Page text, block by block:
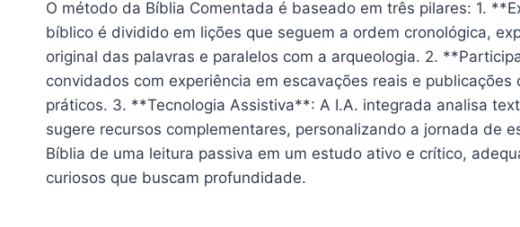
O método da Bíblia Comentada é baseado em três pilares: 1.
bíblico é dividido em lições que seguem a ordem cronológica,
original das palavras e paralelos com a arqueologia. 2.
convidados com experiência em escavações reais e
práticos. 3. **Tecnologia Assistiva**: A I.A. integrada analisa
sugere recursos complementares, personalizando a jornada de
Bíblia de uma leitura passiva em um estudo ativo e crítico,
curiosos que buscam profundidade.